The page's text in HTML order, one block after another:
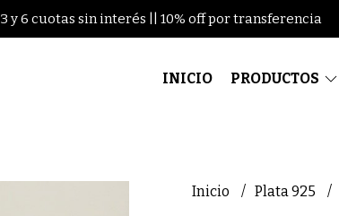
3 y 6 cuotas sin interés || 10% off por transferencia
INICIO PRODUCTOS
Inicio Plata 925